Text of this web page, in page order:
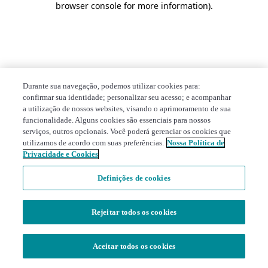
browser console for more information).
Durante sua navegação, podemos utilizar cookies para:
confirmar sua identidade; personalizar seu acesso; e acompanhar
a utilização de nossos websites, visando o aprimoramento de sua
funcionalidade. Alguns cookies são essenciais para nossos
serviços, outros opcionais. Você poderá gerenciar os cookies que
utilizamos de acordo com suas preferências. Nossa Política de
Privacidade e Cookies
Definições de cookies
Rejeitar todos os cookies
Aceitar todos os cookies